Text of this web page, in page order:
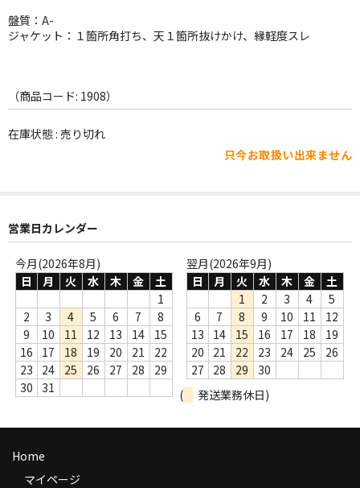
ROCK
WORLD
その他
Webのみ no.1
Webのみ no.2
Webのみ no.3
Webのみ no.4
売り切れ
Help
送料
商品の発送
盤質：A-
ジャケット：１箇所角打ち、天１箇所抜けかけ、縁軽度スレ
（商品コード: 1908）
在庫状態 : 売り切れ
只今お取扱い出来ません
営業日カレンダー
今月(2026年8月)
日
月 火 水 木 金
土
1
2
3 4 5 6 7
8
9
10 11 12 13 14
15
16
17 18 19 20 21
22
23
24 25 26 27 28
29
30
31
翌月(2026年9月)
日
月 火 水 木 金
土
1
2 3 4
5
6
7 8 9 10 11
12
13
14 15 16 17 18
19
20
21 22 23 24 25
26
27
28 29
30
(
発送業務休日)
Home
マイページ